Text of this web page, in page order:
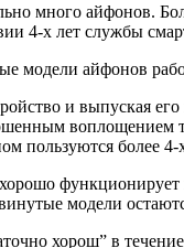
много айфонов.
4-х лет службы
модели айфонов
и выпуская
воплощением
пользуются более
модели
хорош” в